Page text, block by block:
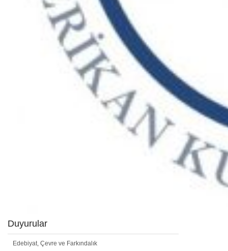
Duyurular
Edebiyat, Çevre ve Farkındalık